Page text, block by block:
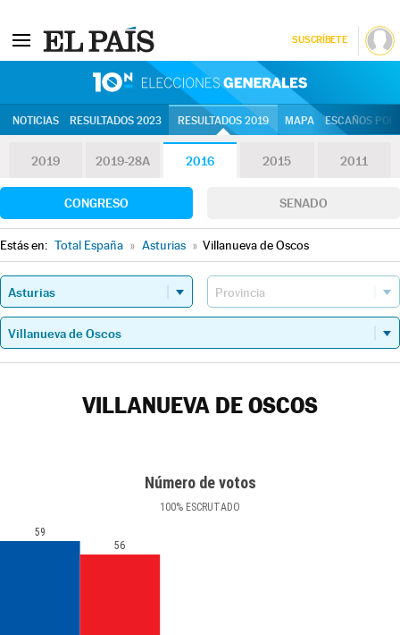
SUSCRÍBETE
NOTICIAS RESULTADOS 2023 RESULTADOS 2019 MAPA ESCAÑOS
2019 2019-28A 2016 2015 2011
CONGRESO SENADO
Estás en: Total España » Asturias » Villanueva de Oscos
VILLANUEVA DE OSCOS
Número de votos
100% ESCRUTADO
59
56